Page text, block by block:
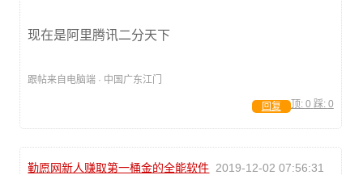
现在是阿里腾讯二分天下
跟帖来自电脑端 · 中国广东江门
顶: 0 踩: 0
回复
勤愿网新人赚取第一桶金的全能软件 2019-12-02 07:56:31